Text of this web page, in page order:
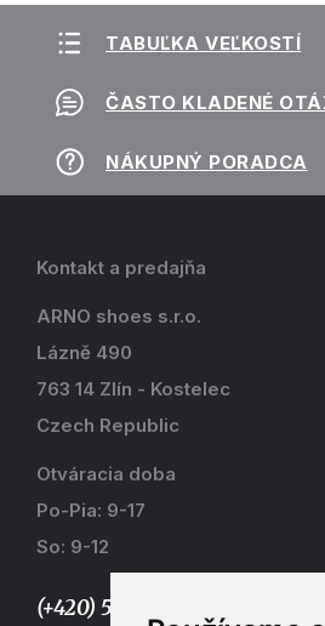
TABUĽKA VEĽKOSTÍ
ČASTO KLADENÉ
NÁKUPNÝ PORADCA
Kontakt a predajňa
ARNO shoes s.r.o.
Lázně 490
763 14 Zlín - Kostelec
Czech Republic
Otváracia doba
Po-Pia: 9-17
So: 9-12
(+420) 577 915 036,